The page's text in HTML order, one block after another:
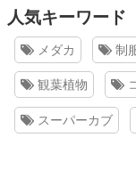
人気キーワード
メダカ 制
観葉植物
スーパーカブ